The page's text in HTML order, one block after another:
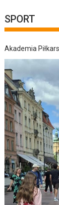
SPORT
Akademia